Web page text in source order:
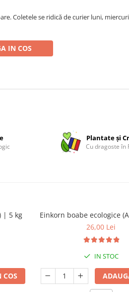
Coletele se ridică de curier luni,
IN COS
Plantate și
Cu dragoste în
| 5 kg
Einkorn boabe ecologice
26,00 Lei
IN STOC